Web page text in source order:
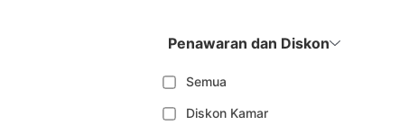
Penawaran dan Diskon
Semua
Diskon Kamar